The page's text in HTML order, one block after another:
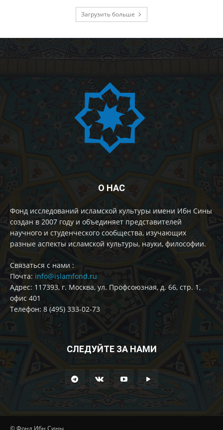
Загрузить больше
О НАС
Фонд исследований исламской культуры имени Ибн Сины
создан в 2007 году и объединяет представителей
научного и студенческого сообщества, изучающих
разные аспекты исламской культуры, науки, философии.
Cвязаться с нами :
Почта: info@islamfond.ru
Адрес: 117393, г. Москва, ул. Профсоюзная, д. 66, стр. 1,
офис 401
Телефон: 8 (495) 333-02-73
СЛЕДУЙТЕ ЗА НАМИ